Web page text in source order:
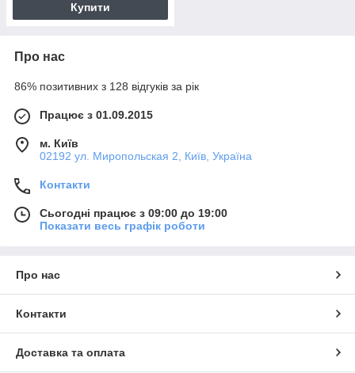
Купити
Про нас
86% позитивних з 128 відгуків за рік
Працює з 01.09.2015
м. Київ
02192 ул. Миропольская 2, Київ, Україна
Контакти
Сьогодні працює з 09:00 до 19:00
Показати весь графік роботи
Про нас
Контакти
Доставка та оплата